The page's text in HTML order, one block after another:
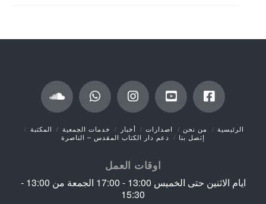
الرئيسية من نحن اصدارات أخبار خدمات الجمعية
المكتبة
إتصل بنا
دعم دار الكتاب المقدس – الناصرة
اوقات العمل
ايام الاثنين حتى الخميس 13:00 - 17:00 الجمعة من 13:00 -
15:30